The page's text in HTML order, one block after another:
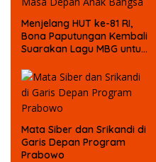
Menjelang HUT ke-81 RI,
Bona Paputungan Kembali
Suarakan Lagu MBG untuk
Mata Siber dan Srikandi di
Garis Depan Program
Prabowo